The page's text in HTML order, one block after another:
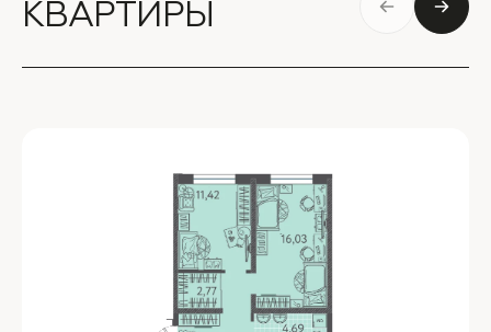
КВАРТИРЫ